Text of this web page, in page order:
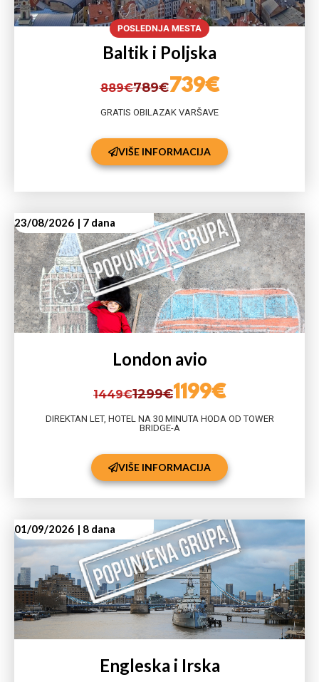
POSLEDNJA MESTA
Baltik i Poljska
889€789€739€
GRATIS OBILAZAK VARŠAVE
VIŠE INFORMACIJA
23/08/2026 | 7 dana
London avio
1449€1299€1199€
DIREKTAN LET, HOTEL NA 30 MINUTA HODA OD TOWER
BRIDGE-A
VIŠE INFORMACIJA
01/09/2026 | 8 dana
Engleska i Irska